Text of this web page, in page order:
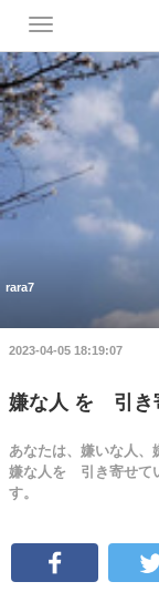
Toggle
navigation
rara7
2023-04-05 18:19:07
嫌な人 を 引
あなたは、嫌いな人、
嫌な人を 引き寄せて
す。